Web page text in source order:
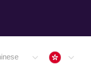
Hong